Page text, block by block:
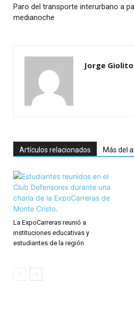
Paro del transporte interurbano a
medianoche
Jorge Giolito
Artículos relacionados Más del
La ExpoCarreras reunió a
instituciones educativas y
estudiantes de la región